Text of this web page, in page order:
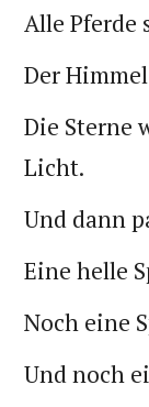
Alle Pferde
Der
Die Sterne
Licht.
Und dann
Eine helle
Noch eine
Und noch